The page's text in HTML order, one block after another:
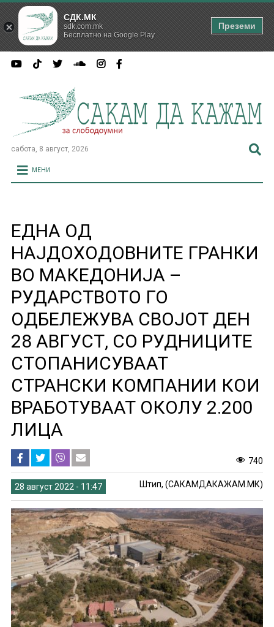
сабота, 8 август, 2026
МЕНИ
ЕДНА ОД
НАЈДОХОДОВНИТЕ ГРАНКИ
ВО МАКЕДОНИЈА –
РУДАРСТВОТО ГО
ОДБЕЛЕЖУВА СВОЈОТ ДЕН
28 АВГУСТ, СО РУДНИЦИТЕ
СТОПАНИСУВААТ
СТРАНСКИ КОМПАНИИ КОИ
ВРАБОТУВААТ ОКОЛУ 2.200
ЛИЦА
740
28 август 2022 - 11:47 Штип, (САКАМДАКАЖАМ.МК)
СДК.МК
sdk.com.mk
Бесплатно на Google Play
Преземи